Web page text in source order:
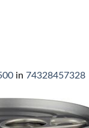
in 74328457328